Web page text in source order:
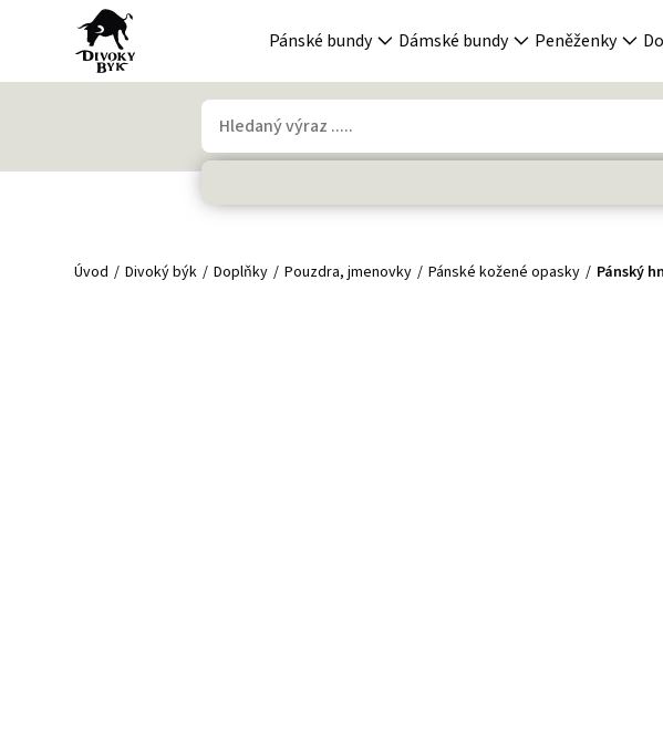
Pánské bundy Dámské bundy Peněženky
Úvod Divoký býk Doplňky Pouzdra, jmenovky Pánské kožené opasky Pánský